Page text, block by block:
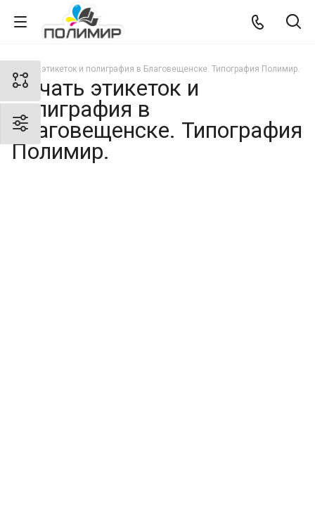
Печать этикеток и полиграфия в Благовещенске. Типография Полимир.
Печать этикеток и
полиграфия в
Благовещенске. Типография
Полимир.